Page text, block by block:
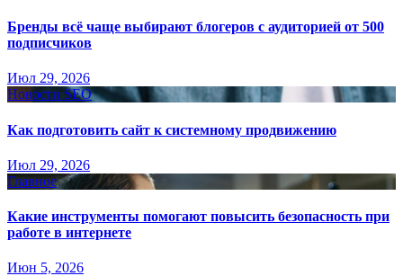
Бренды всё чаще выбирают блогеров с аудиторией от 500
подписчиков
Июл 29, 2026
Новости SEO
Как подготовить сайт к системному продвижению
Июл 29, 2026
Главное
Какие инструменты помогают повысить безопасность при
работе в интернете
Июн 5, 2026